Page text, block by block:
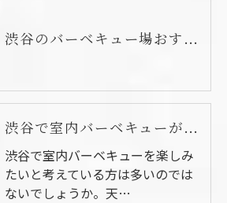
渋谷のバーベキュー場おすすめ5選。貸切、テラス、屋上の施設も紹介！
渋谷で室内バーベキューが行えるおすすめ会場5選
渋谷で室内バーベキューを楽しみ
たいと考えている方は多いのでは
ないでしょうか。天…